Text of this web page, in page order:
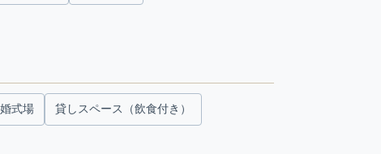
式場 貸しスペース（飲食付き）